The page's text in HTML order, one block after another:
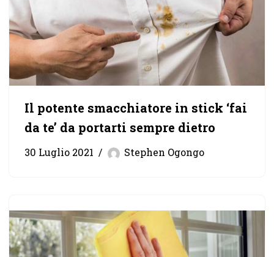
Il potente smacchiatore in stick ‘fai
da te’ da portarti sempre dietro
30 Luglio 2021 Stephen Ogongo